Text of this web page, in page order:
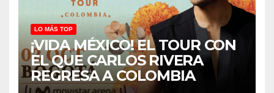
LO MÁS TOP
¡VIDA MÉXICO! EL TOUR CON
EL QUE CARLOS RIVERA
REGRESA A COLOMBIA